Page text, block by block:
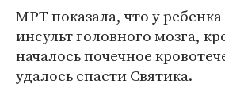
МРТ показала, что у
инсульт головного мозга,
началось почечное
удалось спасти Святика.